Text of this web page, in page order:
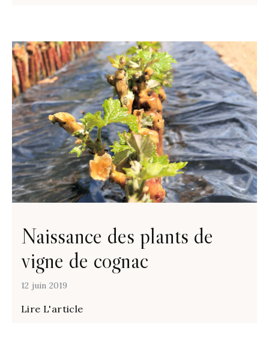
Naissance des plants de
vigne de cognac
12 juin 2019
Lire L'article